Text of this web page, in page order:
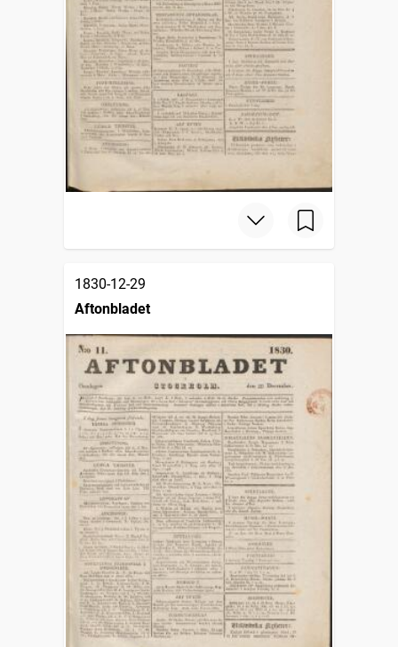
1830-12-29
Aftonbladet